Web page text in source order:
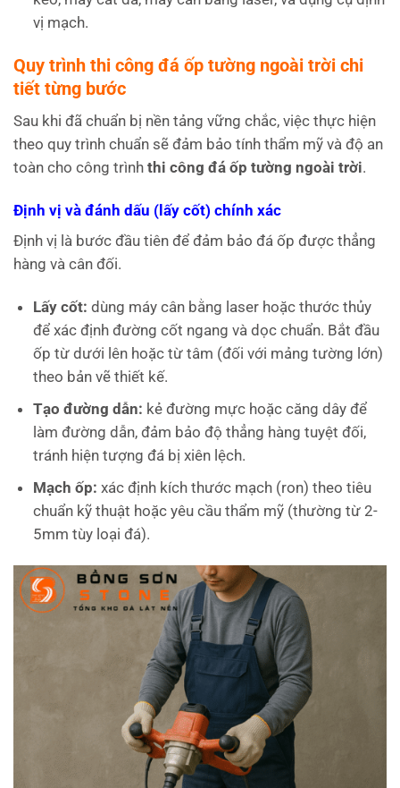
vị mạch.
Quy trình thi công đá ốp tường ngoài trời chi
tiết từng bước
Sau khi đã chuẩn bị nền tảng vững chắc, việc thực hiện
theo quy trình chuẩn sẽ đảm bảo tính thẩm mỹ và độ an
toàn cho công trình thi công đá ốp tường ngoài trời.
Định vị và đánh dấu (lấy cốt) chính xác
Định vị là bước đầu tiên để đảm bảo đá ốp được thẳng
hàng và cân đối.
Lấy cốt: dùng máy cân bằng laser hoặc thước thủy
để xác định đường cốt ngang và dọc chuẩn. Bắt đầu
ốp từ dưới lên hoặc từ tâm (đối với mảng tường lớn)
theo bản vẽ thiết kế.
Tạo đường dẫn: kẻ đường mực hoặc căng dây để
làm đường dẫn, đảm bảo độ thẳng hàng tuyệt đối,
tránh hiện tượng đá bị xiên lệch.
Mạch ốp: xác định kích thước mạch (ron) theo tiêu
chuẩn kỹ thuật hoặc yêu cầu thẩm mỹ (thường từ 2-
5mm tùy loại đá).